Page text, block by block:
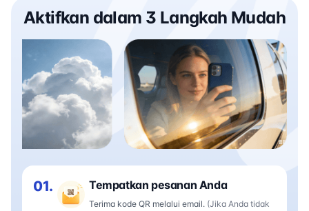
Aktifkan dalam 3 Langkah Mudah
01. Tempatkan pesanan Anda
Terima kode QR melalui email. (Jika Anda tidak